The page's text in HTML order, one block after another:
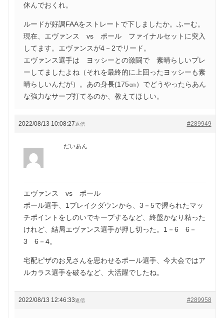
休んでおくれ。
ルードが好調FAAをストレートで下しましたか。ふーむ。
現在、エヴァンス vs ポール ファイナルセットに突入
してます。エヴァンスが4－2でリード。
エヴァンス選手は ヨッシーとの激闘で 素晴らしいプレ
ーしてましたよね（それを最終的に上回ったヨッシーも素
晴らしいんだが）。あの身長(175㎝）でどうやったらあん
な強力なサーブ打てるのか、教えてほしい。
2022/08/13 10:08:27 #289949
返信
だいあん
エヴァンス vs ポール
ポール選手、1ブレイクダウンから、3－5で握られたマッ
チポイントをしのいでキープするなど、終盤かなり粘った
けれど、結局エヴァンス選手が押し切った。1－6 6－
3 6－4。
宅配ピザのお兄さんを思わせるポール選手、今大会ではア
ルカラス選手を破るなど、大活躍でしたね。
2022/08/13 12:46:33 #289958
返信